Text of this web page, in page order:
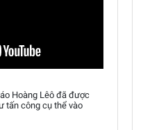
Hoàng Lêô đã được
tấn công cụ thể vào